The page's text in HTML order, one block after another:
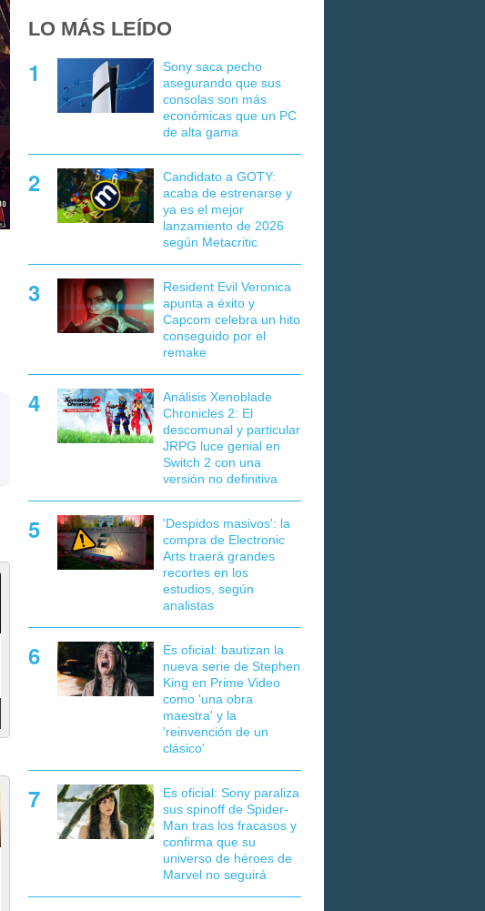
LO MÁS LEÍDO
Sony saca pecho
asegurando que sus
consolas son más
económicas que un PC
de alta gama
Candidato a GOTY:
acaba de estrenarse y
ya es el mejor
lanzamiento de 2026
según Metacritic
Resident Evil Veronica
apunta a éxito y
Capcom celebra un hito
conseguido por el
remake
Análisis Xenoblade
Chronicles 2: El
descomunal y particular
JRPG luce genial en
Switch 2 con una
versión no definitiva
'Despidos masivos': la
compra de Electronic
Arts traerá grandes
recortes en los
estudios, según
analistas
Es oficial: bautizan la
nueva serie de Stephen
King en Prime Video
como 'una obra
maestra' y la
'reinvención de un
clásico'
Es oficial: Sony paraliza
sus spinoff de Spider-
Man tras los fracasos y
confirma que su
universo de héroes de
Marvel no seguirá